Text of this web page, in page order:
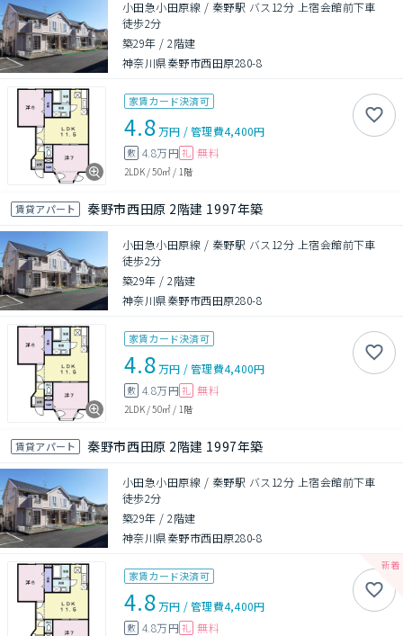
小田急小田原線 / 秦野駅 バス12分 上宿会館前下車
徒歩2分
築29年 /2階建
神奈川県秦野市西田原280-8
家賃カード決済可
4.8万円 /管理費4,400円
敷 4.8万円 礼 無料
2LDK/50㎡ / 1階
賃貸アパート 秦野市西田原 2階建 1997年築
小田急小田原線 / 秦野駅 バス12分 上宿会館前下車
徒歩2分
築29年 /2階建
神奈川県秦野市西田原280-8
家賃カード決済可
4.8万円 /管理費4,400円
敷 4.8万円 礼 無料
2LDK/50㎡ / 1階
賃貸アパート 秦野市西田原 2階建 1997年築
小田急小田原線 / 秦野駅 バス12分 上宿会館前下車
徒歩2分
築29年 /2階建
神奈川県秦野市西田原280-8
家賃カード決済可
4.8万円 /管理費4,400円
敷 4.8万円 礼 無料